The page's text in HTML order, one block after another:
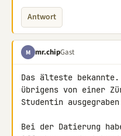
Antwort
M mr.chipGast
Das älteste bekannte.
übrigens von einer
Studentin
Bei der Datierung